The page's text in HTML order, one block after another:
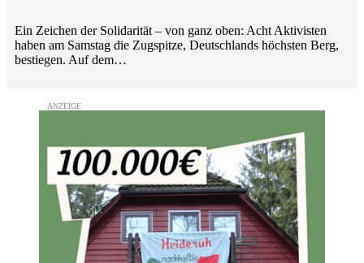
Ein Zeichen der Solidarität – von ganz oben: Acht Aktivisten
haben am Samstag die Zugspitze, Deutschlands höchsten Berg,
bestiegen. Auf dem…